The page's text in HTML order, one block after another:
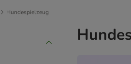
Hundespielzeug